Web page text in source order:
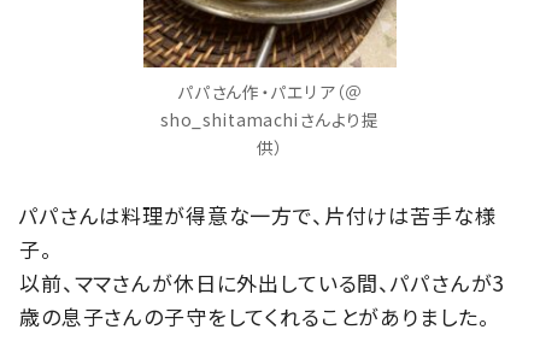
パパさん作・パエリア（＠
sho_shitamachiさんより提
供）
パパさんは料理が得意な一方で、片付けは苦手な様
子。
以前、ママさんが休日に外出している間、パパさんが3
歳の息子さんの子守をしてくれることがありました。